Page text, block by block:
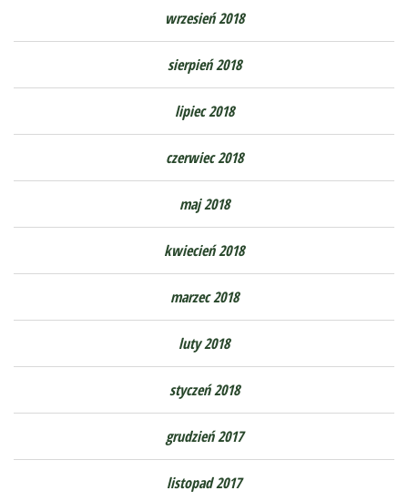
wrzesień 2018
sierpień 2018
lipiec 2018
czerwiec 2018
maj 2018
kwiecień 2018
marzec 2018
luty 2018
styczeń 2018
grudzień 2017
listopad 2017